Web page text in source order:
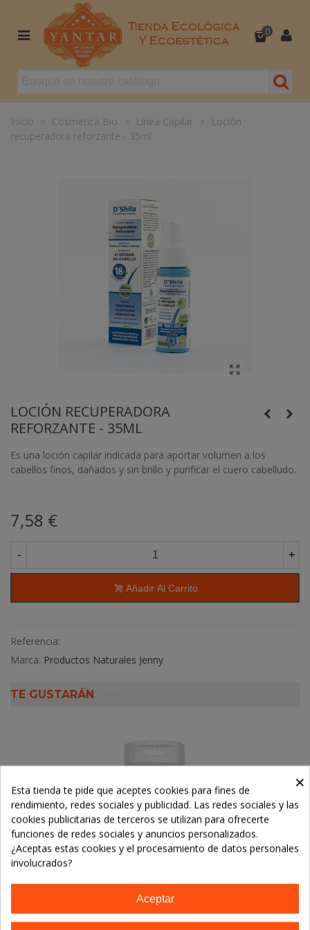
0
Inicio > Cosmetica Bio > Línea Capilar >
Loción
recuperadora reforzante - 35ml
LOCIÓN RECUPERADORA
REFORZANTE - 35ML
Es una loción capilar indicada para aportar volumen a los
cabellos finos, dañados y sin brillo y purificar el cuero cabelludo.
7,58 €
- +
Añadir Al Carrito
Referencia:
Marca: Productos Naturales Jenny
TE GUSTARÁN
×
Esta tienda te pide que aceptes cookies para fines de
rendimiento, redes sociales y publicidad. Las redes sociales y las
cookies publicitarias de terceros se utilizan para ofrecerte
funciones de redes sociales y anuncios personalizados.
¿Aceptas estas cookies y el procesamiento de datos personales
involucrados?
Aceptar